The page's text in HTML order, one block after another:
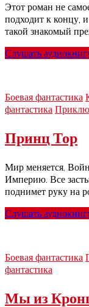
Этот роман не
подходит к концу,
такой знакомый
Слушать
Боевая фантастика
фантастика
Принц Тор
Мир меняется.
Империю. Все
поднимет руку на
Слушать
Боевая фантастика
фантастика
Мы из